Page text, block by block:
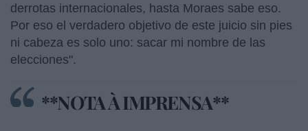
derrotas internacionales, hasta Moraes sabe eso.
Por eso el verdadero objetivo de este juicio sin pies
ni cabeza es solo uno: sacar mi nombre de las
elecciones".
**NOTA À IMPRENSA**